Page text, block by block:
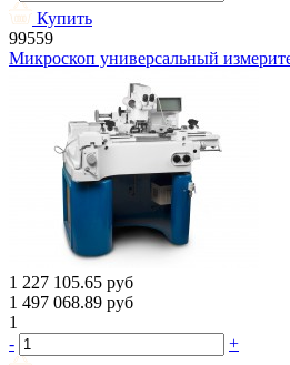
Купить
99559
Микроскоп универсальный
1 227 105.65 руб
1 497 068.89 руб
1
-
+